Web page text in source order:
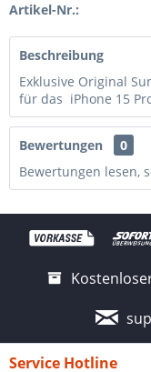
Artikel-Nr.:
Beschreibung
Exklusive Original
für das iPhone 15
Bewertungen
0
Bewertungen lesen,
Service Hotline